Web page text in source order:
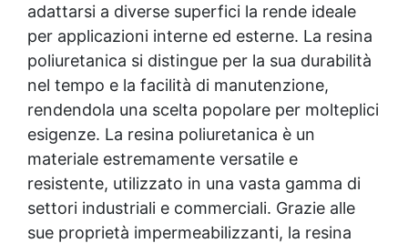
adattarsi a diverse superfici la rende ideale
per applicazioni interne ed esterne. La resina
poliuretanica si distingue per la sua durabilità
nel tempo e la facilità di manutenzione,
rendendola una scelta popolare per molteplici
esigenze. La resina poliuretanica è un
materiale estremamente versatile e
resistente, utilizzato in una vasta gamma di
settori industriali e commerciali. Grazie alle
sue proprietà impermeabilizzanti, la resina